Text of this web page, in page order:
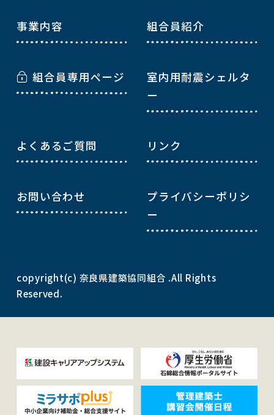
事業内容 組合員紹介
組合員専用ページ
室内用耐震シェルタ
ー
よくあるご質問 リンク
お問い合わせ
プライバシーポリシ
ー
copyright(c) 奈良県建築協同組合 .All Rights
Reserved.